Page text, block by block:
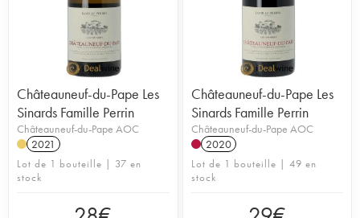
Châteauneuf-du-Pape Les
Sinards Famille Perrin
Châteauneuf-du-Pape AOC
2021
Lot de 1 bouteille | 37 en
stock
Châteauneuf-du-Pape Les
Sinards Famille Perrin
Châteauneuf-du-Pape AOC
2020
Lot de 1 bouteille | 49 en
stock